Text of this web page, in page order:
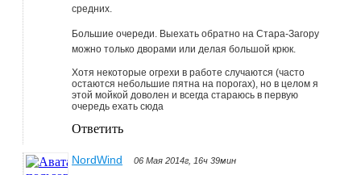
средних.
Большие очереди. Выехать обратно на Стара-Загору
можно только дворами или делая большой крюк.
Хотя некоторые огрехи в работе случаются (часто
остаются небольшие пятна на порогах), но в целом я
этой мойкой доволен и всегда стараюсь в первую
очередь ехать сюда
Ответить
NordWind 06 Мая 2014г, 16ч 39мин